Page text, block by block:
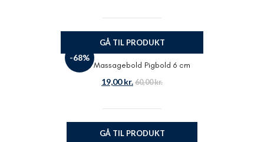
-68%
GÅ TIL PRODUKT
Odin Massagebold Pigbold 6 cm
19,00kr. 60,00kr.
GÅ TIL PRODUKT